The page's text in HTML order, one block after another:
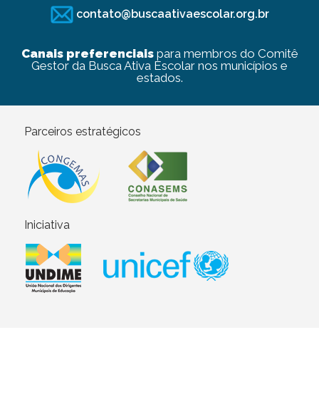
contato@buscaativaescolar.org.br
Canais preferenciaispara membros do Comitê
Gestor da Busca Ativa Escolar nos municípios e
estados.
Parceiros estratégicos
Iniciativa